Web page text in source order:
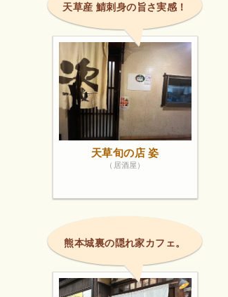
天草産 鯖刺身の旨さ実感！
天草旬の店 姿
（居酒屋）
熊本城裏の隠れ家カフェ。